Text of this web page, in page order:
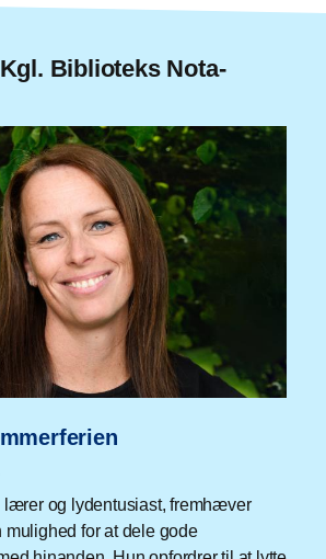
Biblioteks Nota-
lærer og lydentusiast, fremhæver
mulighed for at dele gode